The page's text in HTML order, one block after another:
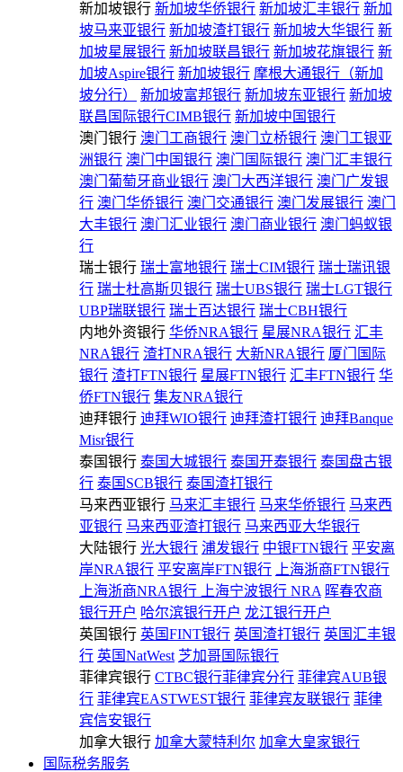
新加坡银行 新加坡华侨银行 新加坡汇丰银行 新加
坡马来亚银行 新加坡渣打银行 新加坡大华银行 新
加坡星展银行 新加坡联昌银行 新加坡花旗银行 新
加坡Aspire银行 新加坡银行 摩根大通银行（新加
坡分行）
新加坡富邦银行 新加坡东亚银行 新加坡
联昌国际银行CIMB银行 新加坡中国银行
澳门银行 澳门工商银行 澳门立桥银行 澳门工银亚
洲银行 澳门中国银行 澳门国际银行 澳门汇丰银行
澳门葡萄牙商业银行 澳门大西洋银行 澳门广发银
行 澳门华侨银行 澳门交通银行 澳门发展银行 澳门
大丰银行 澳门汇业银行 澳门商业银行 澳门蚂蚁银
行
瑞士银行 瑞士富地银行 瑞士CIM银行 瑞士瑞讯银
行 瑞士杜高斯贝银行 瑞士UBS银行 瑞士LGT银行
UBP瑞联银行 瑞士百达银行 瑞士CBH银行
内地外资银行 华侨NRA银行 星展NRA银行 汇丰
NRA银行 渣打NRA银行 大新NRA银行 厦门国际
银行 渣打FTN银行 星展FTN银行 汇丰FTN银行 华
侨FTN银行 集友NRA银行
迪拜银行 迪拜WIO银行 迪拜渣打银行 迪拜Banque
Misr银行
泰国银行 泰国大城银行 泰国开泰银行 泰国盘古银
行 泰国SCB银行 泰国渣打银行
马来西亚银行 马来汇丰银行 马来华侨银行 马来西
亚银行 马来西亚渣打银行 马来西亚大华银行
大陆银行 光大银行 浦发银行 中银FTN银行 平安离
岸NRA银行 平安离岸FTN银行
上海浙商FTN银行
上海浙商NRA银行
上海宁波银行 NRA 晖春农商
银行开户 哈尔滨银行开户 龙江银行开户
英国银行 英国FINT银行 英国渣打银行 英国汇丰银
行 英国NatWest 芝加哥国际银行
菲律宾银行 CTBC银行菲律宾分行 菲律宾AUB银
行 菲律宾EASTWEST银行 菲律宾友联银行 菲律
宾信安银行
加拿大银行 加拿大蒙特利尔 加拿大皇家银行
国际税务服务